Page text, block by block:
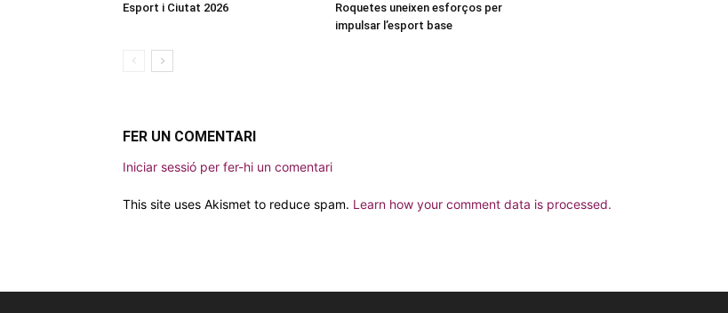
Esport i Ciutat 2026
Roquetes uneixen esforços per
impulsar l’esport base
FER UN COMENTARI
Iniciar sessió per fer-hi un comentari
This site uses Akismet to reduce spam. Learn how your comment data is processed.